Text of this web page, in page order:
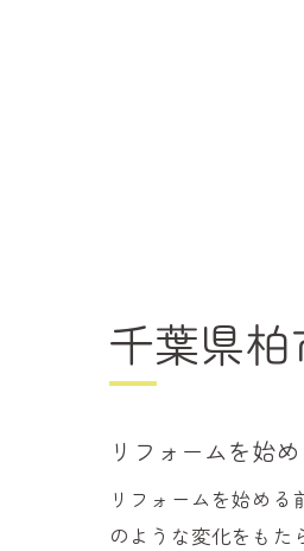
千葉県
リフォームを始
リフォームを始め
のような変化をもた